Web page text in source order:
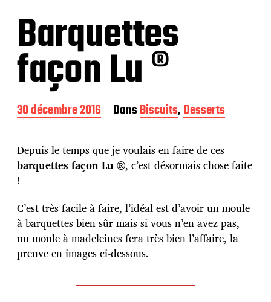
Barquettes
façon Lu ®
D
a
e
d
e
p
b
l
i
c
a
30 décembre 2016 DansBiscuits,Desserts
Depuis le temps que je voulais en faire de ces
barquettes façon Lu ®, c’est désormais chose faite
!
C’est très facile à faire, l’idéal est d’avoir un moule
à barquettes bien sûr mais si vous n’en avez pas,
un moule à madeleines fera très bien l’affaire, la
preuve en images ci-dessous.